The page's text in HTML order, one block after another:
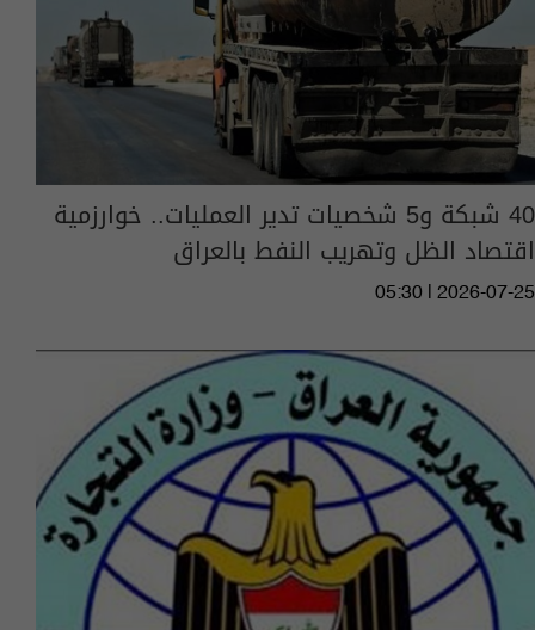
40 شبكة و5 شخصيات تدير العمليات.. خوارزمية
اقتصاد الظل وتهريب النفط بالعراق
05:30 | 2026-07-25